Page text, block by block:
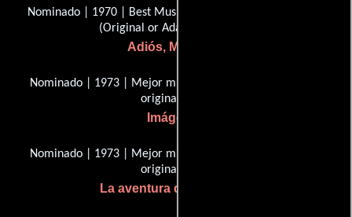
Nominado | 1970 | Best Music, Score of a Musical Picture
(Original or Adaptation)
Adiós, Mr. Chips
Nominado | 1973 | Mejor música, Puntuación Dramática
original
Imágenes
Nominado | 1973 | Mejor música, Puntuación Dramática
original
La aventura del Poseidón